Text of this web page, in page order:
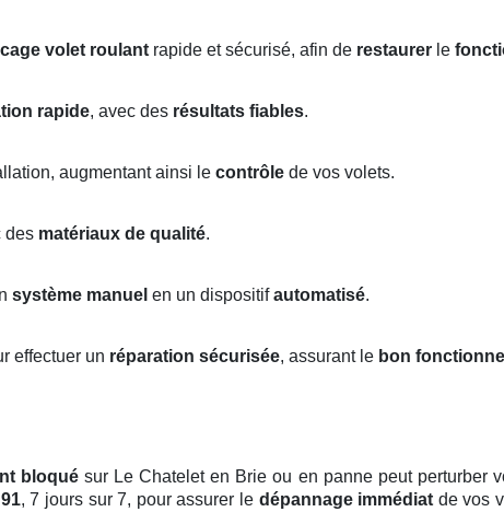
volet roulant rapide et sécurisé, afin de restaurer le
rapide, avec des résultats fiables.
augmentant ainsi le contrôle de vos volets.
des matériaux de qualité.
système manuel en un dispositifautomatisé.
effectuer un réparation sécurisée, assurant le bon
bloquésur Le Chatelet en Brie ou en panne peut perturber
, 7 jours sur 7, pour assurer le dépannage immédiat de vos